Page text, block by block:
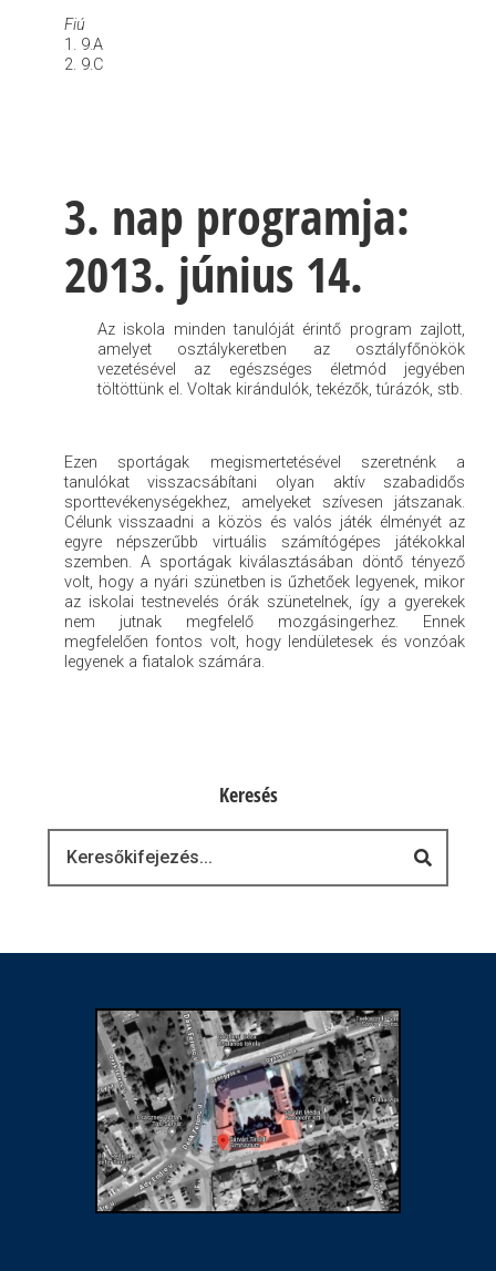
Fiú
1. 9.A
2. 9.C
3. nap programja:
2013. június 14.
Az iskola minden tanulóját érintő program zajlott,
amelyet osztálykeretben az osztályfőnökök
vezetésével az egészséges életmód jegyében
töltöttünk el. Voltak kirándulók, tekézők, túrázók, stb.
Ezen sportágak megismertetésével szeretnénk a
tanulókat visszacsábítani olyan aktív szabadidős
sporttevékenységekhez, amelyeket szívesen játszanak.
Célunk visszaadni a közös és valós játék élményét az
egyre népszerűbb virtuális számítógépes játékokkal
szemben. A sportágak kiválasztásában döntő tényező
volt, hogy a nyári szünetben is űzhetőek legyenek, mikor
az iskolai testnevelés órák szünetelnek, így a gyerekek
nem jutnak megfelelő mozgásingerhez. Ennek
megfelelően fontos volt, hogy lendületesek és vonzóak
legyenek a fiatalok számára.
Keresés